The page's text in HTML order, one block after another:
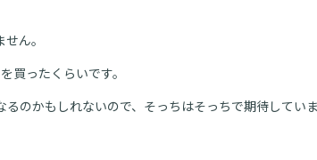
ん。
買ったくらいです。
のかもしれないので、そっちはそっちで期待していま